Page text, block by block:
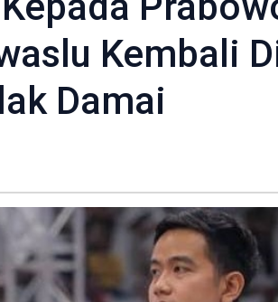
Kembali
Damai